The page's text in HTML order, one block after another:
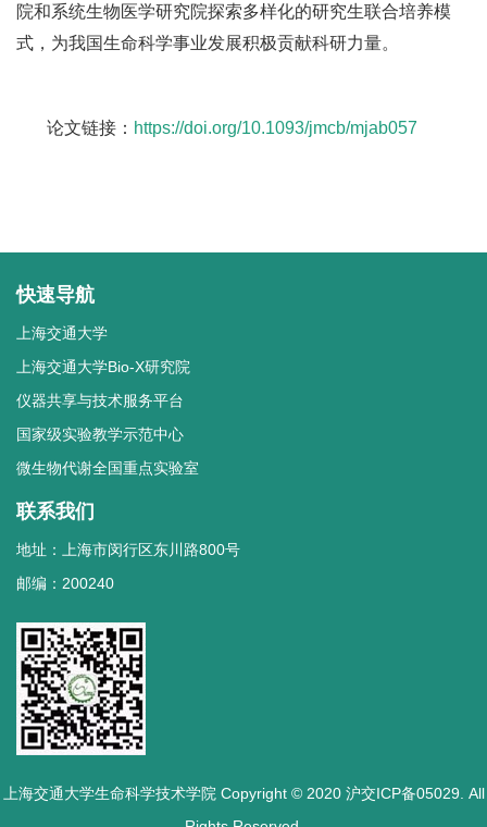
院和系统生物医学研究院探索多样化的研究生联合培养模
式，为我国生命科学事业发展积极贡献科研力量。
论文链接： https://doi.org/10.1093/jmcb/mjab057
快速导航
上海交通大学
上海交通大学Bio-X研究院
仪器共享与技术服务平台
国家级实验教学示范中心
微生物代谢全国重点实验室
联系我们
地址：上海市闵行区东川路800号
邮编：200240
上海交通大学生命科学技术学院 Copyright © 2020 沪交ICP备05029. All